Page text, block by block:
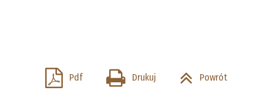
Pdf Drukuj Powrót